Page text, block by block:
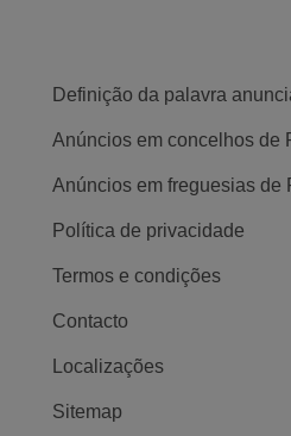
Definição da palavra
Anúncios em concelhos de
Anúncios em freguesias de
Política de privacidade
Termos e condições
Contacto
Localizações
Sitemap